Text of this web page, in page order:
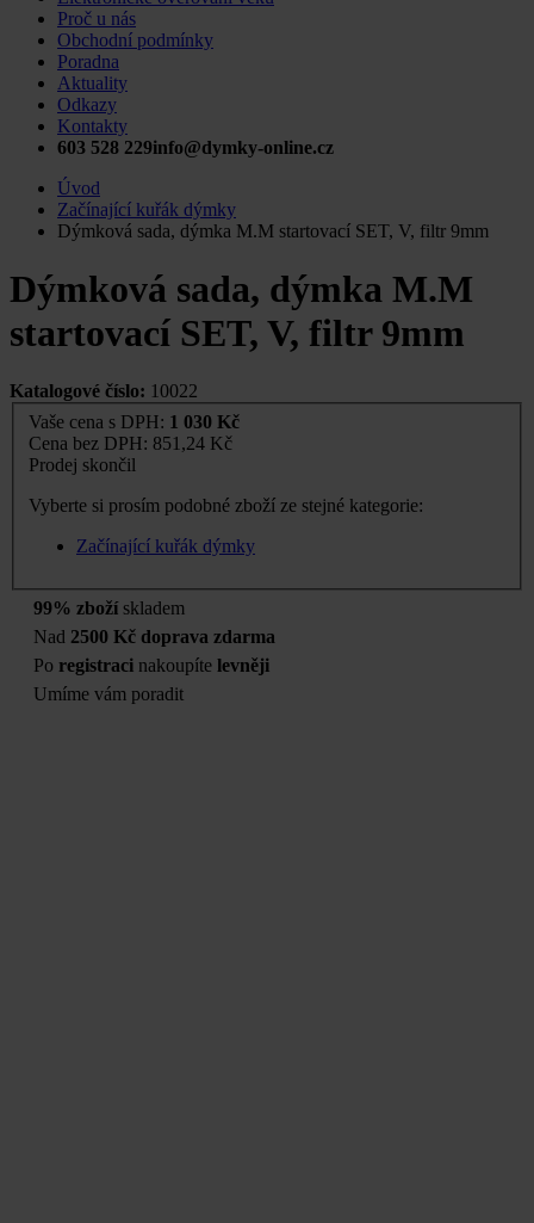
Proč u nás
Obchodní podmínky
Poradna
Aktuality
Odkazy
Kontakty
603 528 229info@dymky-online.cz
Úvod
Začínající kuřák dýmky
Dýmková sada, dýmka M.M startovací SET, V, filtr 9mm
Dýmková sada, dýmka M.M
startovací SET, V, filtr 9mm
Katalogové číslo: 10022
Vaše cena s DPH: 1 030 Kč
Cena bez DPH: 851,24 Kč
Prodej skončil
Vyberte si prosím podobné zboží ze stejné kategorie:
Začínající kuřák dýmky
99% zboží skladem
Nad 2500 Kč doprava zdarma
Po registraci nakoupíte levněji
Umíme vám poradit